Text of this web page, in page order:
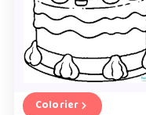
Colorier